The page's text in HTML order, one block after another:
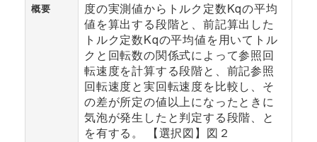
概要
度の実測値からトルク定数Kqの平均
値を算出する段階と、前記算出した
トルク定数Kqの平均値を用いてトル
クと回転数の関係式によって参照回
転速度を計算する段階と、前記参照
回転速度と実回転速度を比較し、そ
の差が所定の値以上になったときに
気泡が発生したと判定する段階、と
を有する。 【選択図】図２